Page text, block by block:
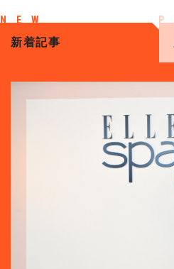
新着記事